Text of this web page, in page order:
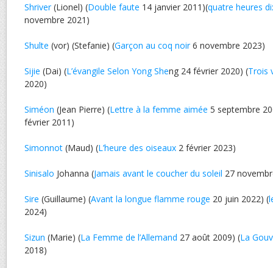
Shriver(Lionel) (Double faute 14 janvier 2011)(quatre heures
novembre 2021)
Shulte (vor) (Stefanie) (Garçon au coq noir6 novembre 2023)
Sijie (Dai) (L’évangile Selon Yong Sheng 24 février 2020) (Trois
2020)
Siméon (Jean Pierre) (Lettre à la femme aimée 5 septembre
février 2011)
Simonnot (Maud) (L’heure des oiseaux 2 février 2023)
Sinisalo Johanna (Jamais avant le coucher du soleil 27
Sire (Guillaume) (Avant la longue flamme rouge 20 juin 2022) (
2024)
Sizun (Marie) (La Femme de l’Allemand 27 août 2009) (La
2018)